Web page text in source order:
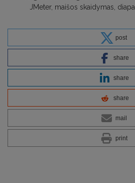
JMeter maišos skaidymas
post
share
share
share
mail
print